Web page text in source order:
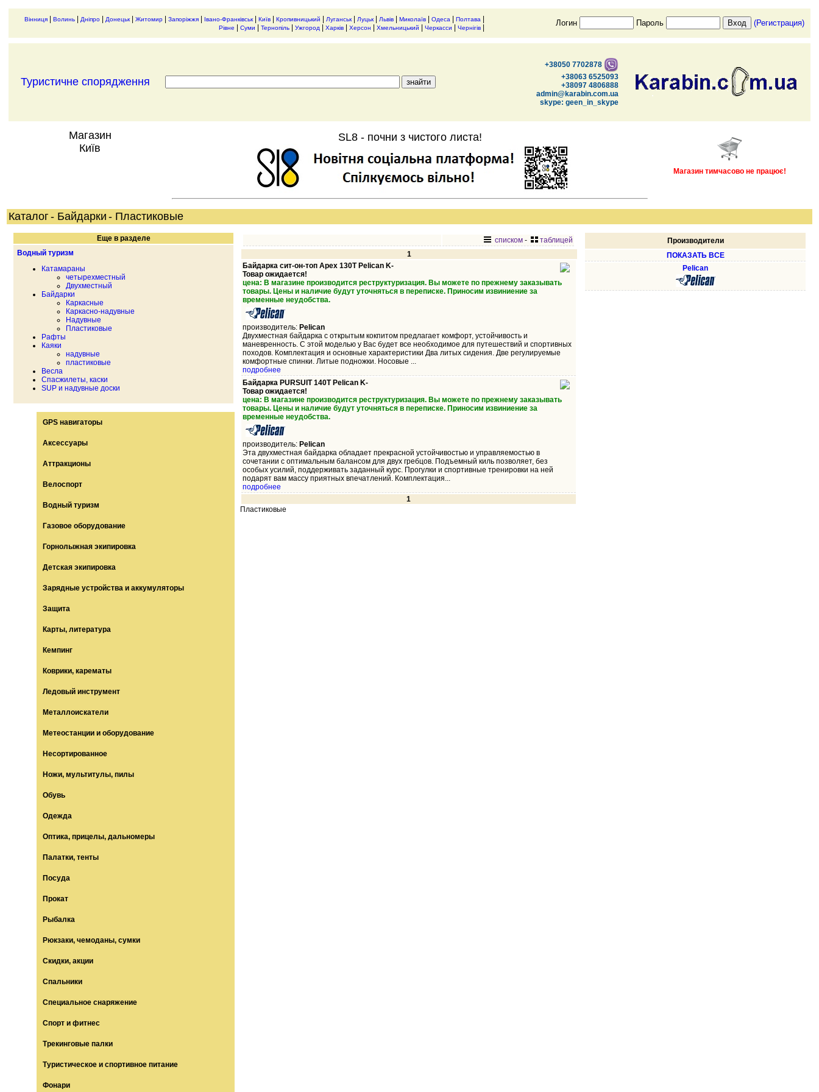
Вінниця Волинь Дніпро Донецьк| Житомир Запоріжжя Івано-Франківськ| Київ Кропивницький Луганськ| Луцьк| Львів Миколаїв Одеса Полтава
Рівне Суми Тернопіль Ужгород Харків Херсон Хмельницький Черкасси Чернігів
Логин Пароль (Регистрация)
Туристичне спорядження
+38050 7702878
+38063 6525093
+38097 4806888
admin@karabin.com.ua
skype: geen_in_skype
Магазин
Київ
SL8 - почни з чистого листа!
Магазин тимчасово не працює!
Каталог - Байдарки - Пластиковые
Еще в разделе
Водный туризм
Катамараны
четырехместный
Двухместный
Байдарки
Каркасные
Каркасно-надувные
Надувные
Пластиковые
Рафты
Каяки
надувные
пластиковые
Весла
Спасжилеты, каски
SUP и надувные доски
GPS навигаторы
Аксессуары
Аттракционы
Велоспорт
Водный туризм
Газовое оборудование
Горнолыжная экипировка
Детская экипировка
Зарядные устройства и аккумуляторы
Защита
Карты, литература
Кемпинг
Коврики, карематы
Ледовый инструмент
Металлоискатели
Метеостанции и оборудование
Несортированное
Ножи, мультитулы, пилы
Обувь
Одежда
Оптика, прицелы, дальномеры
Палатки, тенты
Посуда
Прокат
Рыбалка
Рюкзаки, чемоданы, сумки
Скидки, акции
Спальники
Специальное снаряжение
Спорт и фитнес
Трекинговые палки
Туристическое и спортивное питание
Фонари
списком -
таблицей
1
Байдарка сит-он-топ Apex 130T Pelican K-
Товар ожидается!
цена: В магазине производится реструктуризация. Вы можете по прежнему заказывать
товары. Цены и наличие будут уточняться в переписке. Приносим извиниение за
временные неудобства.
производитель: Pelican
Двухместная байдарка с открытым кокпитом предлагает комфорт, устойчивость и
маневренность. С этой моделью у Вас будет все необходимое для путешествий и спортивных
походов. Комплектация и основные характеристики Два литых сидения. Две регулируемые
комфортные спинки. Литые подножки. Носовые ...
подробнее
Байдарка PURSUIT 140T Pelican K-
Товар ожидается!
цена: В магазине производится реструктуризация. Вы можете по прежнему заказывать
товары. Цены и наличие будут уточняться в переписке. Приносим извиниение за
временные неудобства.
производитель: Pelican
Эта двухместная байдарка обладает прекрасной устойчивостью и управляемостью в
сочетании с оптимальным балансом для двух гребцов. Подъемный киль позволяет, без
особых усилий, поддерживать заданный курс. Прогулки и спортивные тренировки на ней
подарят вам массу приятных впечатлений. Комплектация...
подробнее
1
Пластиковые
Производители
ПОКАЗАТЬ ВСЕ
Pelican